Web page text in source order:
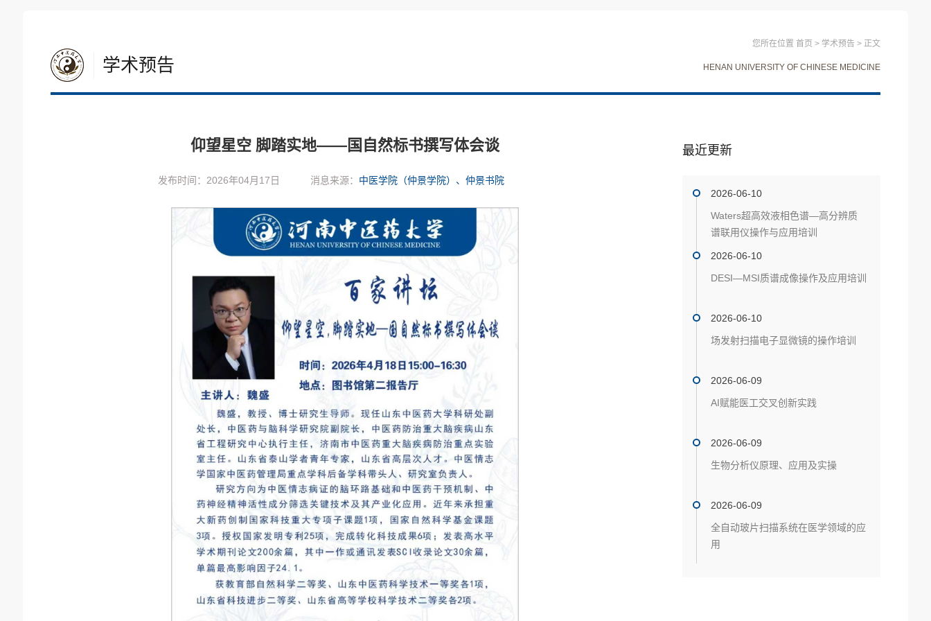
您所在位置 首页 > 学术预告 > 正文
学术预告 HENAN UNIVERSITY OF CHINESE MEDICINE
仰望星空 脚踏实地——国自然标书撰写体会谈
发布时间：2026年04月17日 消息来源： 中医学院（仲景学院）、仲景书院
最近更新
2026-06-10
Waters超高效液相色谱—高分辨质
谱联用仪操作与应用培训
2026-06-10
DESI—MSI质谱成像操作及应用培训
2026-06-10
场发射扫描电子显微镜的操作培训
2026-06-09
AI赋能医工交叉创新实践
2026-06-09
生物分析仪原理、应用及实操
2026-06-09
全自动玻片扫描系统在医学领域的应
用